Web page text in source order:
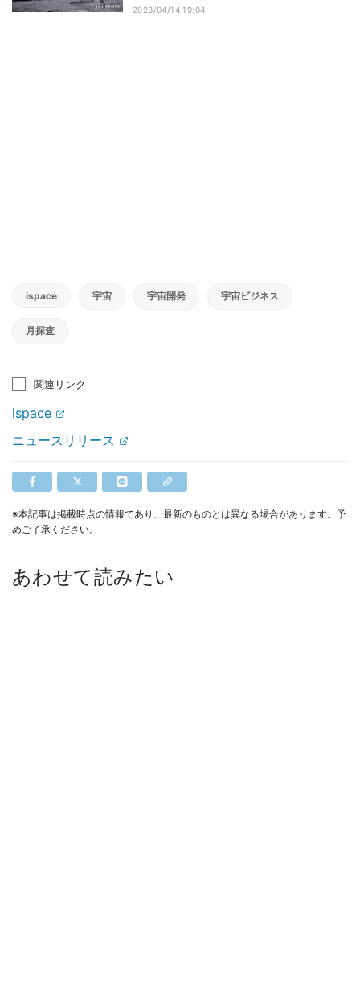
2023/04/14 19:04
ispace 宇宙 宇宙開発 宇宙ビジネス
月探査
関連リンク
ispace
ニュースリリース
※本記事は掲載時点の情報であり、最新のものとは異なる場合があります。予
めご了承ください。
あわせて読みたい